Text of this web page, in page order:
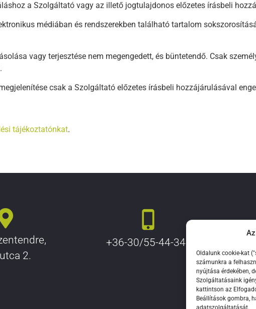
Oldalunk cookie-kat
számunkra a
nyújtása érdekében,
Szolgáltatásaink
kattintson az
Beállítások gombra,
adatszolgáltatását.
a Szolgáltató vagy az illető jogtulajdonos előzetes írásbeli
médiában és rendszerekben található tartalom
vagy terjesztése nem megengedett, és büntetendő. Csak
csak a Szolgáltató előzetes írásbeli hozzájárulásával
tájékoztatónkat.
2.
+36-30/55-44-344